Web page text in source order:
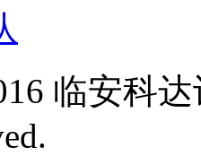
临安科